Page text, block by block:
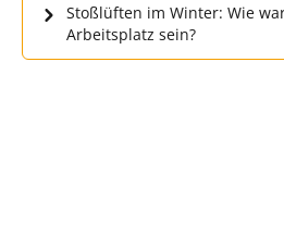
Stoßlüften im Winter: Wie
Arbeitsplatz sein?